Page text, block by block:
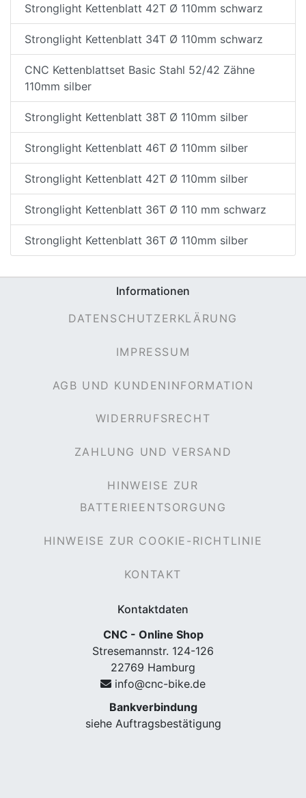
Stronglight Kettenblatt 42T Ø 110mm schwarz
Stronglight Kettenblatt 34T Ø 110mm schwarz
CNC Kettenblattset Basic Stahl 52/42 Zähne
110mm silber
Stronglight Kettenblatt 38T Ø 110mm silber
Stronglight Kettenblatt 46T Ø 110mm silber
Stronglight Kettenblatt 42T Ø 110mm silber
Stronglight Kettenblatt 36T Ø 110 mm schwarz
Stronglight Kettenblatt 36T Ø 110mm silber
Informationen
DATENSCHUTZERKLÄRUNG
IMPRESSUM
AGB UND KUNDENINFORMATION
WIDERRUFSRECHT
ZAHLUNG UND VERSAND
HINWEISE ZUR
BATTERIEENTSORGUNG
HINWEISE ZUR COOKIE-RICHTLINIE
KONTAKT
Kontaktdaten
CNC - Online Shop
Stresemannstr. 124-126
22769 Hamburg
info@cnc-bike.de
Bankverbindung
siehe Auftragsbestätigung